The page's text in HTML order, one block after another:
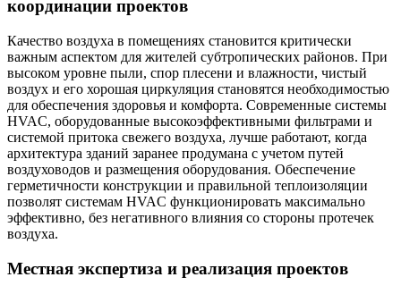
координации проектов
Качество воздуха в помещениях становится критически
важным аспектом для жителей субтропических районов. При
высоком уровне пыли, спор плесени и влажности, чистый
воздух и его хорошая циркуляция становятся необходимостью
для обеспечения здоровья и комфорта. Современные системы
HVAC, оборудованные высокоэффективными фильтрами и
системой притока свежего воздуха, лучше работают, когда
архитектура зданий заранее продумана с учетом путей
воздуховодов и размещения оборудования. Обеспечение
герметичности конструкции и правильной теплоизоляции
позволят системам HVAC функционировать максимально
эффективно, без негативного влияния со стороны протечек
воздуха.
Местная экспертиза и реализация проектов